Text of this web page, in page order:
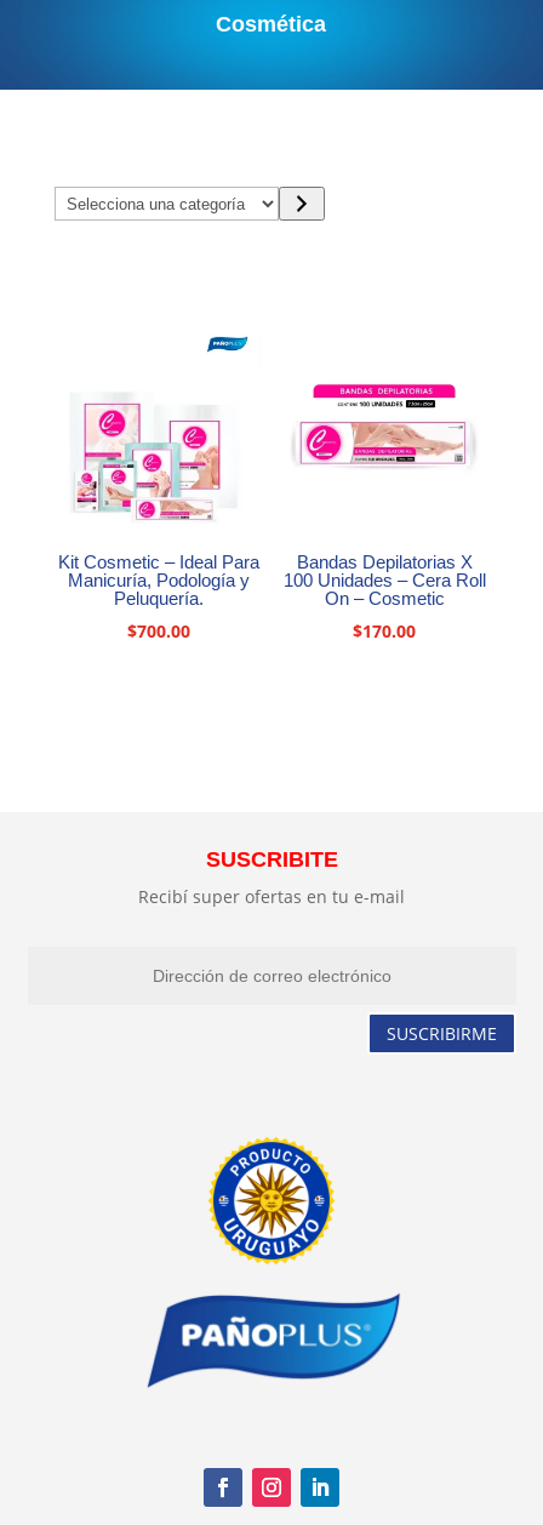
Cosmética
Selecciona
una
Kit Cosmetic – Ideal Para
Manicuría, Podología y
Peluquería.
$700.00
Bandas Depilatorias X
100 Unidades – Cera Roll
On – Cosmetic
$170.00
SUSCRIBITE
Recibí super ofertas en tu e-mail
SUSCRIBIRME